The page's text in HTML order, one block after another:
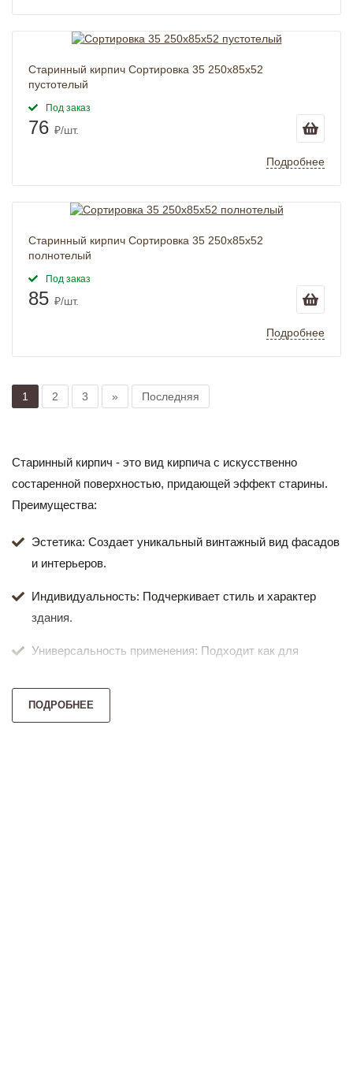
Старинный кирпич Сортировка 35 250x85x52
пустотелый
Под заказ
76 ₽/шт.
Подробнее
Старинный кирпич Сортировка 35 250x85x52
полнотелый
Под заказ
85 ₽/шт.
Подробнее
1 2 3 » Последняя
Старинный кирпич - это вид кирпича с искусственно
состаренной поверхностью, придающей эффект старины.
Преимущества:
Эстетика: Создает уникальный винтажный вид фасадов
и интерьеров.
Индивидуальность: Подчеркивает стиль и характер
здания.
Универсальность применения: Подходит как для
ПОДРОБНЕЕ